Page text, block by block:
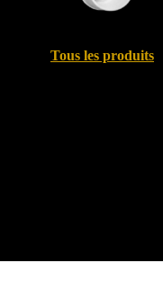
Tous les produits